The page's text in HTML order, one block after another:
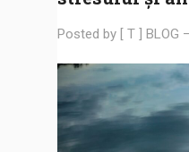
Posted by [ T ] BLOG